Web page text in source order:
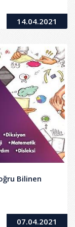
14.04.2021
Bilinen
07.04.2021